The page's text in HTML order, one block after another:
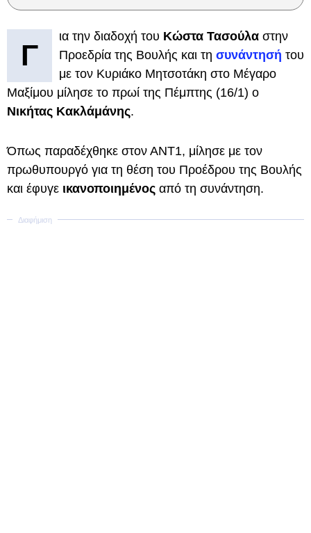
Γ
ια την διαδοχή του Κώστα Τασούλα στην
Προεδρία της Βουλής και τη συνάντησή του
με τον Κυριάκο Μητσοτάκη στο Μέγαρο
Μαξίμου μίλησε το πρωί της Πέμπτης (16/1) ο
Νικήτας Κακλάμάνης.
Όπως παραδέχθηκε στον ΑΝΤ1, μίλησε με τον
πρωθυπουργό για τη θέση του Προέδρου της Βουλής
και έφυγε ικανοποιημένος από τη συνάντηση.